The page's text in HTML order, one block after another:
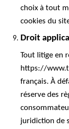
choix à tout
cookies du
Droit
Tout litige en
https://
français. À
réserve des
juridiction de